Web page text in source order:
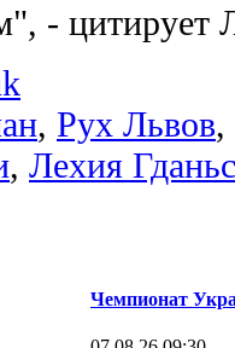
- цитирует
, Рух Львов,
, Лехия
Чемпионат